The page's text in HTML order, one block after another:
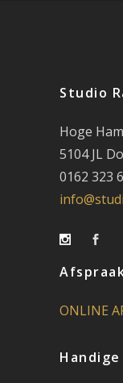
Studio
Hoge
5104 JL
0162 323
ONLINE